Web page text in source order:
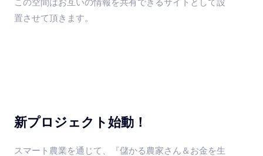
この空間はお互いの情報を共有できるサイトとして設
置させて頂きます。
新プロジェクト始動！
スマート農業を通じて、『儲かる農家さん＆お金を生